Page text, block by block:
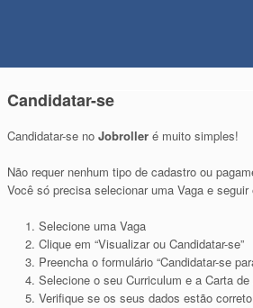
Candidatar-se
Candidatar-se no Jobroller é muito simples!
Não requer nenhum tipo de cadastro ou
Você só precisa selecionar uma Vaga e
Selecione uma Vaga
Clique em “Visualizar ou Candidatar-se”
Preencha o formulário “Candidatar-se
Selecione o seu Curriculum e a Carta
Verifique se os seus dados estão